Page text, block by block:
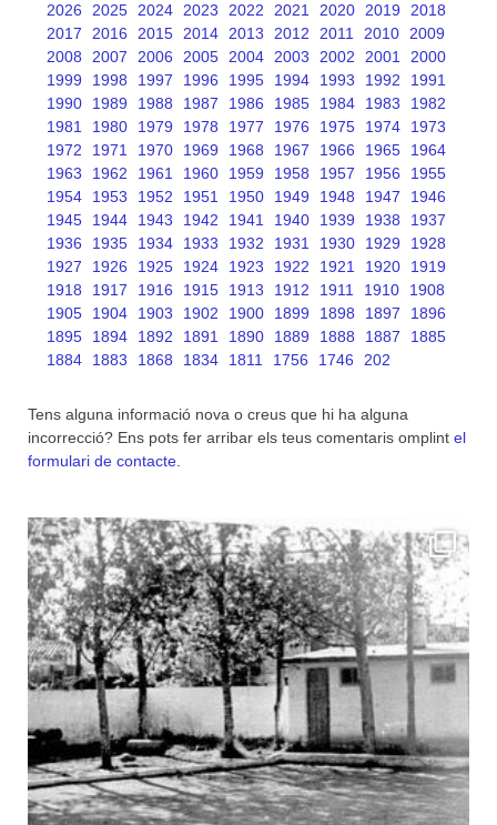
2026 2025 2024 2023 2022 2021 2020 2019
2018
2017
2016 2015 2014 2013 2012 2011 2010 2009
2008
2007 2006 2005 2004 2003 2002 2001
2000
1999
1998 1997 1996 1995 1994 1993 1992
1991
1990
1989 1988 1987 1986 1985 1984 1983
1982
1981
1980 1979 1978 1977 1976 1975 1974
1973
1972
1971 1970 1969 1968 1967 1966 1965
1964
1963
1962 1961 1960 1959 1958 1957 1956
1955
1954
1953 1952 1951 1950 1949 1948 1947
1946
1945
1944 1943 1942 1941 1940 1939 1938
1937
1936
1935 1934 1933 1932 1931 1930 1929
1928
1927
1926 1925 1924 1923 1922 1921 1920
1919
1918
1917 1916 1915 1913 1912 1911 1910
1908
1905
1904 1903 1902 1900 1899 1898 1897
1896
1895
1894 1892 1891 1890 1889 1888 1887
1885
1884
1883 1868 1834 1811 1756 1746 202
Tens alguna informació nova o creus que hi ha alguna
incorrecció? Ens pots fer arribar els teus comentaris omplint el
formulari de contacte.